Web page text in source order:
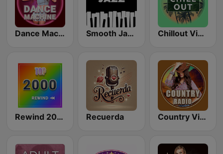
Dance Machine Smooth Jazz - Groov Chillout Vibes
Rewind 2000's Recuerda Country Vibes